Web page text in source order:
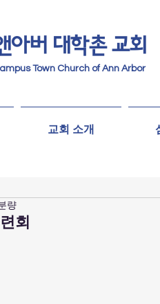
아버 ​ 대학촌 교회
Town Church of Ann Arbor
교회 소개
회
량